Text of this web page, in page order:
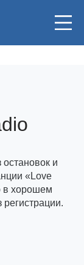
и
«Love
в хорошем
регистрации.